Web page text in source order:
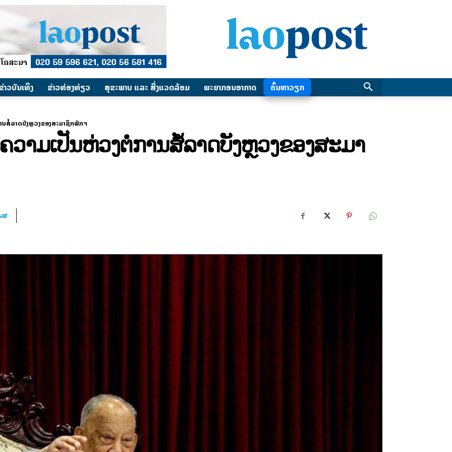
າວບັນເທິງ ​ຂ່າວທ່ອງທ່ຽວ ສຸຂະພາບ ແລະ ສີ່ງແວດລ້ອມ ພະຍາກອນອາກາດ ຄົ້ນຫາວຽກ
ນສໍ້ລາດບັງຫຼວງຂອງສະມາຊິກພັກຯ
ວາມເປັນຫ່ວງຕໍ່ການສໍ້ລາດບັງຫຼວງຂອງສະມາ
ສ